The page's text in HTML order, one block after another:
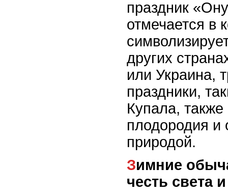
праздник
отмечается в
других
или Украина,
праздники,
Купала,
плодородия и
природой.
Зимние обычаи: праздники в
честь света